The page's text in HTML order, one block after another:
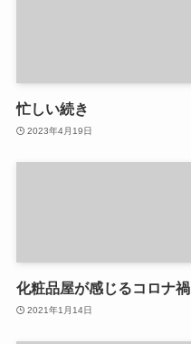
忙しい続き
2023年4月19日
化粧品屋が感じるコロナ禍
2021年1月14日